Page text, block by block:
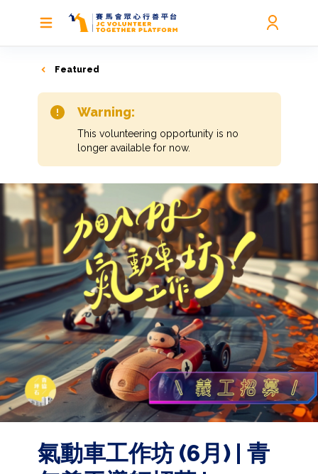
Featured
Warning:
This volunteering opportunity is no
longer available for now.
氣動車工作坊 (6月) | 青